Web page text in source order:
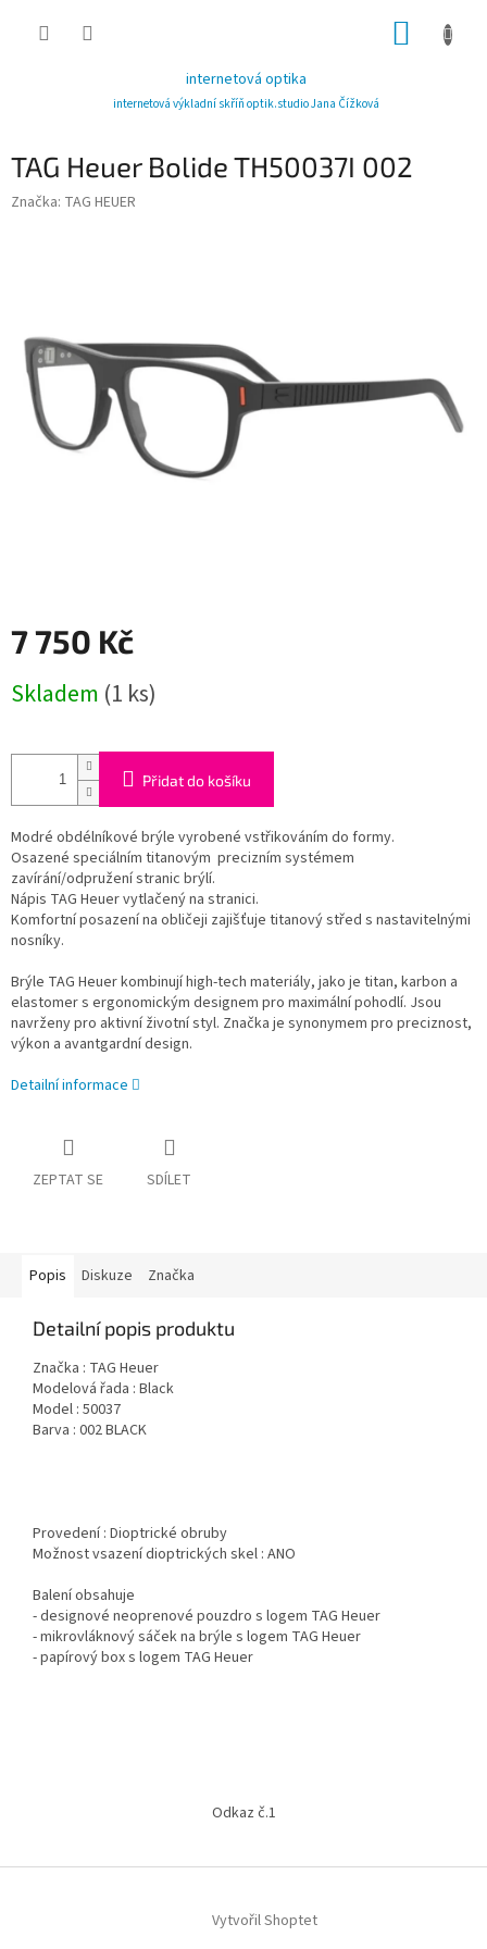
internetová optika
internetová výkladní skříň optik.studio Jana Čížková
TAG Heuer Bolide TH50037I 002
Značka: TAG HEUER
7 750 Kč
cena:
Skladem (1 ks)
Přidat do košíku
Modré obdélníkové brýle vyrobené vstřikováním do formy.
Osazené speciálním titanovým precizním systémem
zavírání/odpružení stranic brýlí.
Nápis TAG Heuer vytlačený na stranici.
Komfortní posazení na obličeji zajišťuje titanový střed s nastavitelnými
nosníky.
Brýle TAG Heuer kombinují high-tech materiály, jako je titan, karbon a
elastomer s ergonomickým designem pro maximální pohodlí. Jsou
navrženy pro aktivní životní styl. Značka je synonymem pro preciznost,
výkon a avantgardní design.
Detailní informace
ZEPTAT SE SDÍLET
Popis Diskuze Značka
Detailní popis produktu
Značka : TAG Heuer
Modelová řada : Black
Model : 50037
Barva : 002 BLACK
Provedení : Dioptrické obruby
Možnost vsazení dioptrických skel : ANO
Balení obsahuje
- designové neoprenové pouzdro s logem TAG Heuer
- mikrovláknový sáček na brýle s logem TAG Heuer
- papírový box s logem TAG Heuer
Odkaz č.1
Vytvořil Shoptet